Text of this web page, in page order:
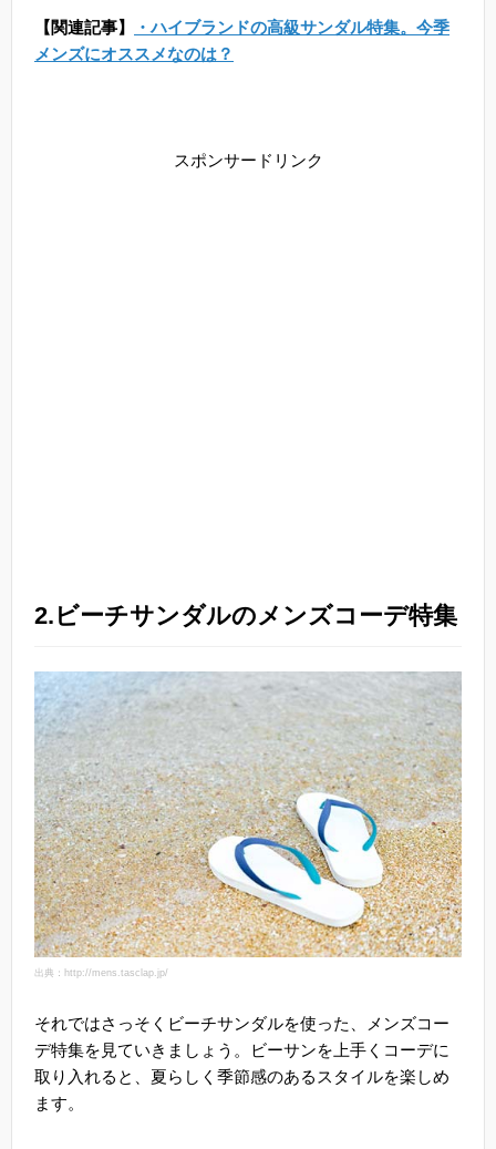
【関連記事】
・ハイブランドの高級サンダル特集。今季
メンズにオススメなのは？
スポンサードリンク
2.ビーチサンダルのメンズコーデ特集
出典：http://mens.tasclap.jp/
それではさっそくビーチサンダルを使った、メンズコー
デ特集を見ていきましょう。ビーサンを上手くコーデに
取り入れると、夏らしく季節感のあるスタイルを楽しめ
ます。